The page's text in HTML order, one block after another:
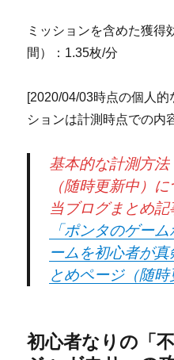
ミッションを含めた獲得
間）：1.35枚/分
[2020/04/03時点の個人
ションは計測時点での内
基本的な計測方
（随時更新中）に
当ブログまとめ記
「ポンタのゲー
ームを初心者が
とめページ（随時
初心者なりの「